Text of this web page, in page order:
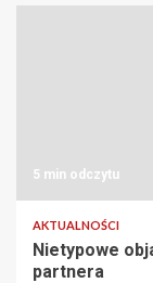
5 min odczytu
AKTUALNOŚCI
Nietypowe
partnera